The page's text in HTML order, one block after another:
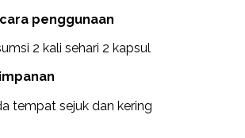
penggunaan
2 kali sehari 2 kapsul
tempat sejuk dan kering